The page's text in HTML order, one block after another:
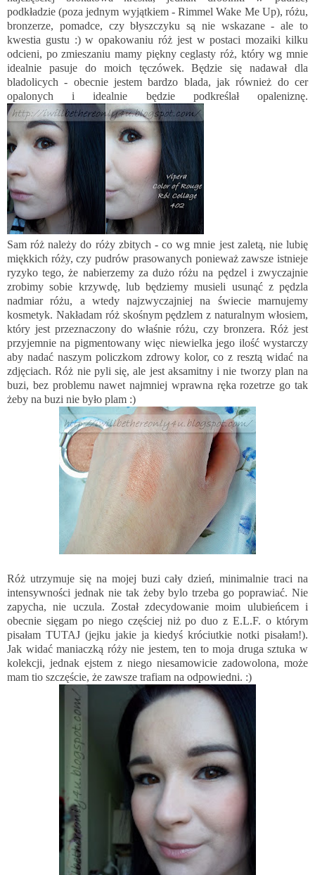
podkładzie (poza jednym wyjątkiem - Rimmel Wake Me Up), różu,
bronzerze, pomadce, czy błyszczyku są nie wskazane - ale to
kwestia gustu :) w opakowaniu róż jest w postaci mozaiki kilku
odcieni, po zmieszaniu mamy piękny ceglasty róż, który wg mnie
idealnie pasuje do moich tęczówek. Będzie się nadawał dla
bladolicych - obecnie jestem bardzo blada, jak również do cer
opalonych i idealnie będzie podkreślał opaleniznę.
Sam róż należy do róży zbitych - co wg mnie jest zaletą, nie lubię
miękkich róży, czy pudrów prasowanych ponieważ zawsze istnieje
ryzyko tego, że nabierzemy za dużo różu na pędzel i zwyczajnie
zrobimy sobie krzywdę, lub będziemy musieli usunąć z pędzla
nadmiar różu, a wtedy najzwyczajniej na świecie marnujemy
kosmetyk. Nakładam róż skośnym pędzlem z naturalnym włosiem,
który jest przeznaczony do właśnie różu, czy bronzera. Róż jest
przyjemnie na pigmentowany więc niewielka jego ilość wystarczy
aby nadać naszym policzkom zdrowy kolor, co z resztą widać na
zdjęciach. Róż nie pyli się, ale jest aksamitny i nie tworzy plan na
buzi, bez problemu nawet najmniej wprawna ręka rozetrze go tak
żeby na buzi nie było plam :)
Róż utrzymuje się na mojej buzi cały dzień, minimalnie traci na
intensywności jednak nie tak żeby bylo trzeba go poprawiać. Nie
zapycha, nie uczula. Został zdecydowanie moim ulubieńcem i
obecnie sięgam po niego częściej niż po duo z E.L.F. o którym
pisałam TUTAJ (jejku jakie ja kiedyś króciutkie notki pisałam!).
Jak widać maniaczką róży nie jestem, ten to moja druga sztuka w
kolekcji, jednak ejstem z niego niesamowicie zadowolona, może
mam tio szczęście, że zawsze trafiam na odpowiedni. :)